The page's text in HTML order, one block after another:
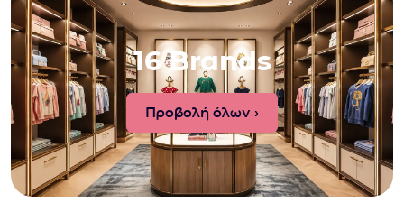
16 Brands
Προβολή όλων ›